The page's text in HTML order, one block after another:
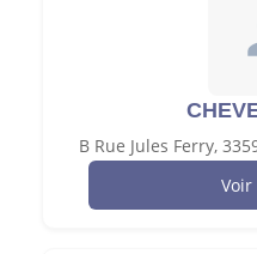
B Rue Jules Ferry,
Voir